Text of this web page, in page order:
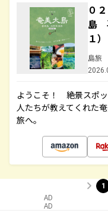
０
島
１
島旅
ようこそ！ 絶景スポ
人たちが教えてくれた
旅へ。
1
AD
AD